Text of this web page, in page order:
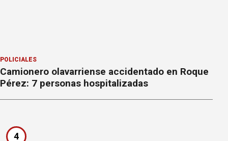
POLICIALES
Camionero olavarriense accidentado en Roque
Pérez: 7 personas hospitalizadas
4